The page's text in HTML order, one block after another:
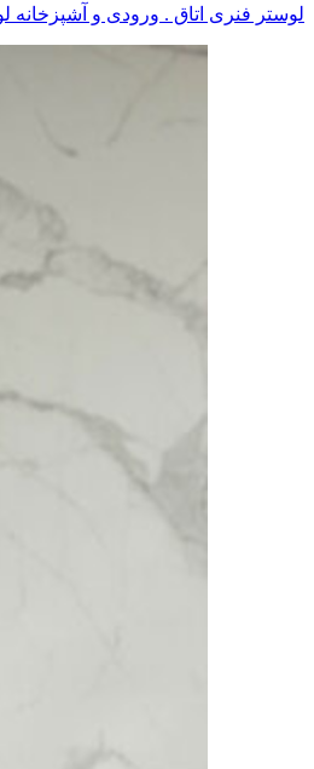
لوستر فنری اتاق . ورودی و آشپزخانه